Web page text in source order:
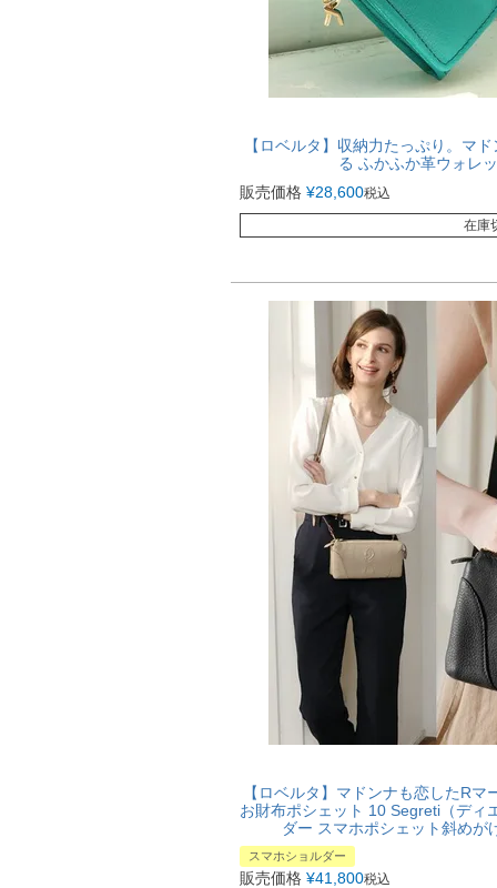
【ロベルタ】収納力たっぷり。マ
る ふかふか革ウォレ
販売価格 ¥28,600税込
在庫
【ロベルタ】マドンナも恋したR
お財布ポシェット 10 Segreti（ディ
ダー スマホポシェット斜めが
スマホショルダー
販売価格 ¥41,800税込